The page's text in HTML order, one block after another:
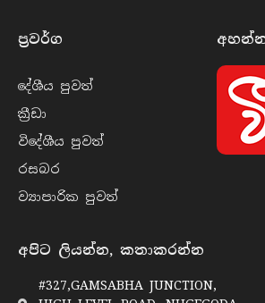
ප්‍රවර්​ග
දේශීය පුව​ත්
ක්‍රී​ඩා
විදේශීය පුව​ත්
රසබ​ර
ව්‍යාපාරික පුව​ත්
අපිට ලියන්න, කතාකරන්න
#327,GAMSABHA JUNCTION,